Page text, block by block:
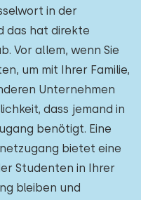
in der
das hat direkte
Vor allem, wenn Sie
um mit Ihrer Familie,
Unternehmen
dass jemand in
benötigt. Eine
bietet eine
Studenten in Ihrer
bleiben und